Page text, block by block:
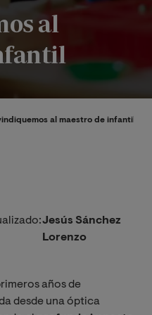
al
al maestro de infantil
Jesús Sánchez
Lorenzo
años de
desde una óptica